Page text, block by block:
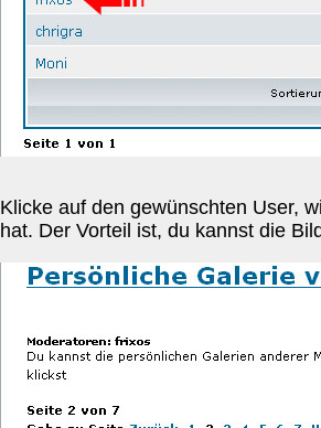
Klicke auf den gewünschten User,
hat. Der Vorteil ist, du kannst die